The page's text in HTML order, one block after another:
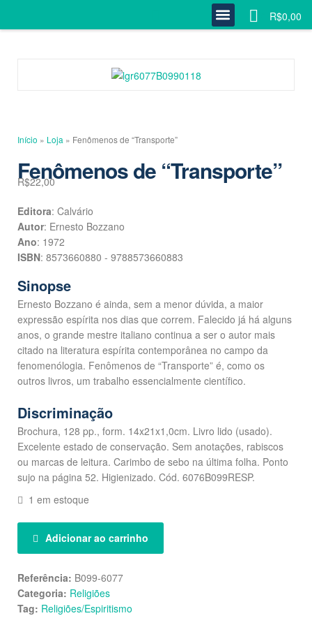
R$0,00
Início » Loja » Fenômenos de “Transporte”
Fenômenos de “Transporte”
R$22,00
Editora: Calvário
Autor: Ernesto Bozzano
Ano: 1972
ISBN: 8573660880 - 9788573660883
Sinopse
Ernesto Bozzano é ainda, sem a menor dúvida, a maior
expressão espírita nos dias que correm. Falecido já há alguns
anos, o grande mestre italiano continua a ser o autor mais
citado na literatura espírita contemporânea no campo da
fenomenólogia. Fenômenos de “Transporte” é, como os
outros livros, um trabalho essencialmente científico.
Discriminação
Brochura, 128 pp., form. 14x21x1,0cm. Livro lido (usado).
Excelente estado de conservação. Sem anotações, rabiscos
ou marcas de leitura. Carimbo de sebo na última folha. Ponto
sujo na página 52. Higienizado. Cód. 6076B099RESP.
1 em estoque
Adicionar ao carrinho
Referência: B099-6077
Categoria: Religiões
Tag: Religiões/Espiritismo